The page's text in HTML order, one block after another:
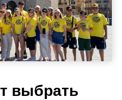
выбрать